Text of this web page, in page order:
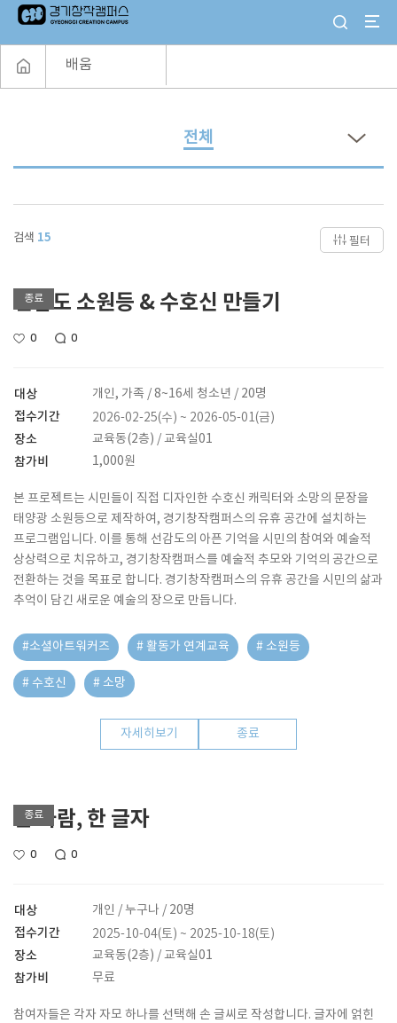
배움
전체
검색 15 필터
종료
선감도 소원등 & 수호신 만들기
0 0
대상 개인, 가족 / 8~16세 청소년 / 20명
접수기간 2026-02-25(수) ~ 2026-05-01(금)
장소 교육동(2층) / 교육실01
참가비 1,000원
본 프로젝트는 시민들이 직접 디자인한 수호신 캐릭터와 소망의 문장을
태양광 소원등으로 제작하여, 경기창작캠퍼스의 유휴 공간에 설치하는
프로그램입니다. 이를 통해 선감도의 아픈 기억을 시민의 참여와 예술적
상상력으로 치유하고, 경기창작캠퍼스를 예술적 추모와 기억의 공간으로
전환하는 것을 목표로 합니다. 경기창작캠퍼스의 유휴 공간을 시민의 삶과
추억이 담긴 새로운 예술의 장으로 만듭니다.
#소셜아트워커즈 # 활동가 연계교육 # 소원등
# 수호신 # 소망
자세히보기 종료
종료
한 사람, 한 글자
0 0
대상 개인 / 누구나 / 20명
접수기간 2025-10-04(토) ~ 2025-10-18(토)
장소 교육동(2층) / 교육실01
참가비 무료
참여자들은 각자 자모 하나를 선택해 손 글씨로 작성합니다. 글자에 얽힌